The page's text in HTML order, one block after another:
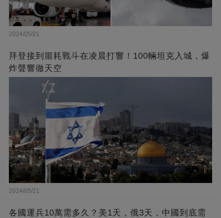
2024/05/21
拜登接到噩耗戰斗在凌晨打響！100輛坦克入城，爆
炸聲響徹天空
2024/05/21
各國運兵10萬需多久？美1天，俄3天，中國到底需